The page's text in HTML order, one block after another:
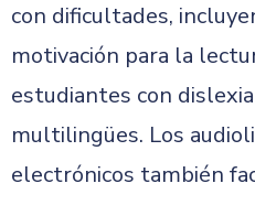
con dificultades,
motivación para la
estudiantes con
multilingües. Los
electrónicos también